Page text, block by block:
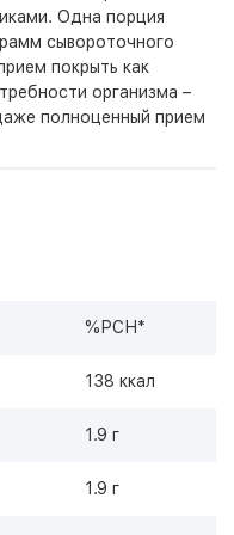
Одна порция
сывороточного
покрыть как
организма –
полноценный прием
%РСН*
138 ккал
1.9 г
1.9 г